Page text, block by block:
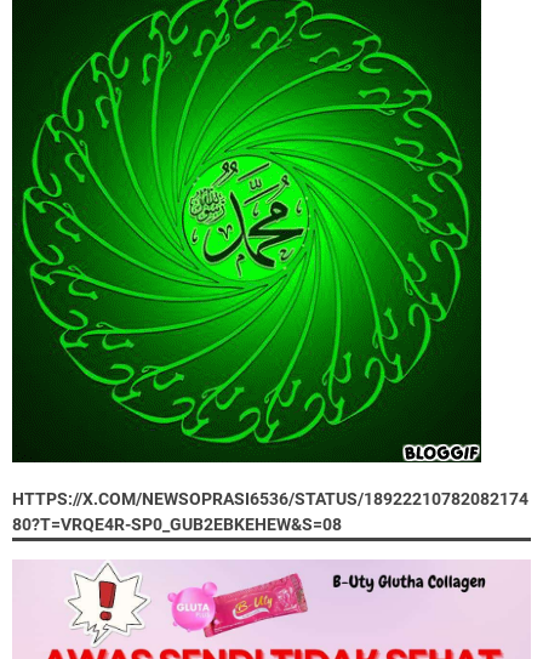
HTTPS://X.COM/NEWSOPRASI6536/STATUS/18922210782082174
80?T=VRQE4R-SP0_GUB2EBKEHEW&S=08